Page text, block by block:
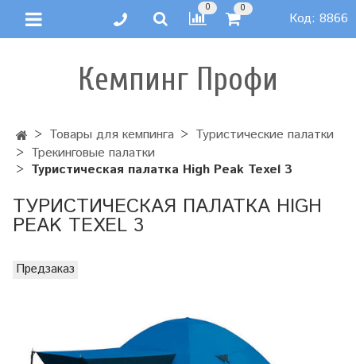
0 0
Код: 8866
Кемпинг Профи
Товары для кемпинга
Туристические палатки
Трекинговые палатки
Туристическая палатка High Peak Texel 3
ТУРИСТИЧЕСКАЯ ПАЛАТКА HIGH
PEAK TEXEL 3
Предзаказ